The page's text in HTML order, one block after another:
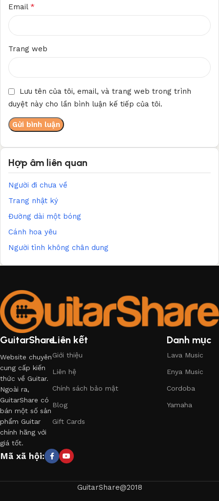
Email *
Trang web
Lưu tên của tôi, email, và trang web trong trình
duyệt này cho lần bình luận kế tiếp của tôi.
Hợp âm liên quan
Người đi chưa về
Trang nhật ký
Đường dài một bóng
Cánh hoa yêu
Người tình không chân dung
GuitarShare
Website chuyên
cung cấp kiến
thức về Guitar.
Ngoài ra,
GuitarShare có
bán một số sản
phẩm Guitar
chính hãng với
giá tốt.
Liên kết
Giới thiệu
Liên hệ
Chính sách bảo mật
Blog
Gift Cards
Danh mục
Lava Music
Enya Music
Cordoba
Yamaha
Mã xã hội:
GuitarShare@2018